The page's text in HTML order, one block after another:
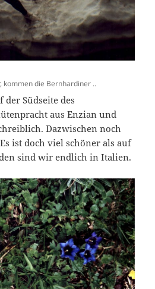
kommen die Bernhardiner ..
der Südseite des
aus Enzian und
Dazwischen noch
ist doch viel schöner als auf
sind wir endlich in Italien.